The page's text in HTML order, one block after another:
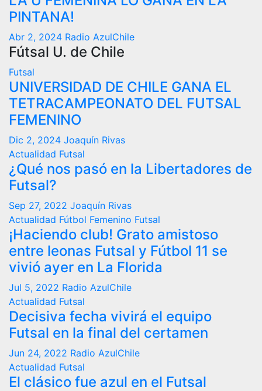
PINTANA!
Abr 2, 2024 Radio AzulChile
Fútsal U. de Chile
Futsal
UNIVERSIDAD DE CHILE GANA EL
TETRACAMPEONATO DEL FUTSAL
FEMENINO
Dic 2, 2024 Joaquín Rivas
Actualidad Futsal
¿Qué nos pasó en la Libertadores de
Futsal?
Sep 27, 2022 Joaquín Rivas
Actualidad Fútbol Femenino Futsal
¡Haciendo club! Grato amistoso
entre leonas Futsal y Fútbol 11 se
vivió ayer en La Florida
Jul 5, 2022 Radio AzulChile
Actualidad Futsal
Decisiva fecha vivirá el equipo
Futsal en la final del certamen
Jun 24, 2022 Radio AzulChile
Actualidad Futsal
El clásico fue azul en el Futsal